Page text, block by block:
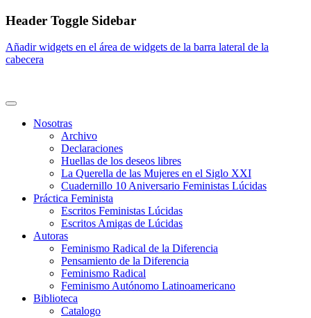
Saltar
contenido
Header Toggle Sidebar
Añadir widgets en el área de widgets de la barra lateral de la
cabecera
Nosotras
Archivo
Declaraciones
Huellas de los deseos libres
La Querella de las Mujeres en el Siglo XXI
Cuadernillo 10 Aniversario Feministas Lúcidas
Práctica Feminista
Escritos Feministas Lúcidas
Escritos Amigas de Lúcidas
Autoras
Feminismo Radical de la Diferencia
Pensamiento de la Diferencia
Feminismo Radical
Feminismo Autónomo Latinoamericano
Biblioteca
Catalogo